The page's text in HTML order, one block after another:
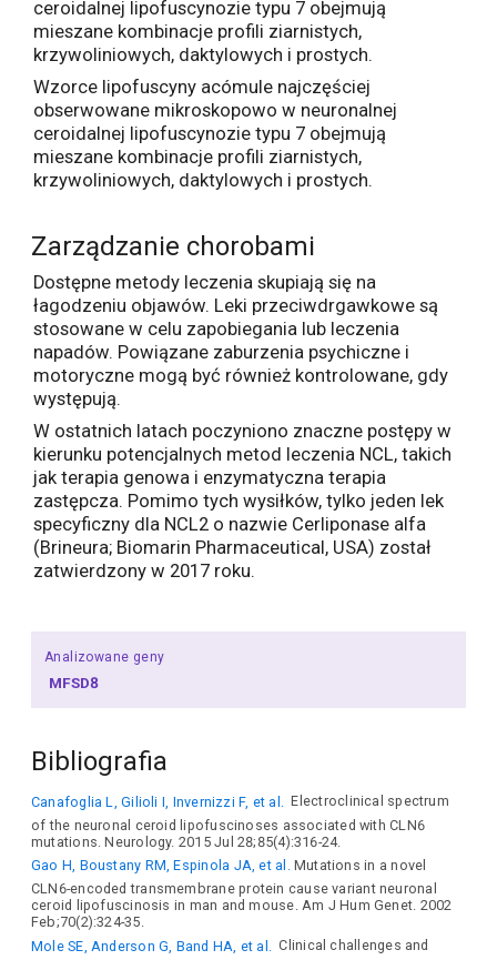
ceroidalnej lipofuscynozie typu 7 obejmują
mieszane kombinacje profili ziarnistych,
krzywoliniowych, daktylowych i prostych.
Wzorce lipofuscyny acómule najczęściej
obserwowane mikroskopowo w neuronalnej
ceroidalnej lipofuscynozie typu 7 obejmują
mieszane kombinacje profili ziarnistych,
krzywoliniowych, daktylowych i prostych.
Zarządzanie chorobami
Dostępne metody leczenia skupiają się na
łagodzeniu objawów. Leki przeciwdrgawkowe są
stosowane w celu zapobiegania lub leczenia
napadów. Powiązane zaburzenia psychiczne i
motoryczne mogą być również kontrolowane, gdy
występują.
W ostatnich latach poczyniono znaczne postępy w
kierunku potencjalnych metod leczenia NCL, takich
jak terapia genowa i enzymatyczna terapia
zastępcza. Pomimo tych wysiłków, tylko jeden lek
specyficzny dla NCL2 o nazwie Cerliponase alfa
(Brineura; Biomarin Pharmaceutical, USA) został
zatwierdzony w 2017 roku.
Analizowane geny
MFSD8
Bibliografia
Canafoglia L, Gilioli I, Invernizzi F, et al.
Electroclinical spectrum
of the neuronal ceroid lipofuscinoses associated with CLN6
mutations. Neurology. 2015 Jul 28;85(4):316-24.
Gao H, Boustany RM, Espinola JA, et al. Mutations in a novel
CLN6-encoded transmembrane protein cause variant neuronal
ceroid lipofuscinosis in man and mouse. Am J Hum Genet. 2002
Feb;70(2):324-35.
Mole SE, Anderson G, Band HA, et al.
Clinical challenges and